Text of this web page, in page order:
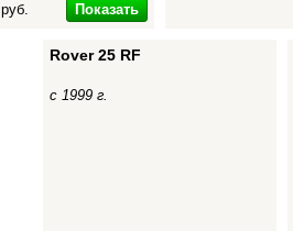
руб. Показать
Rover 25 RF
с 1999 г.